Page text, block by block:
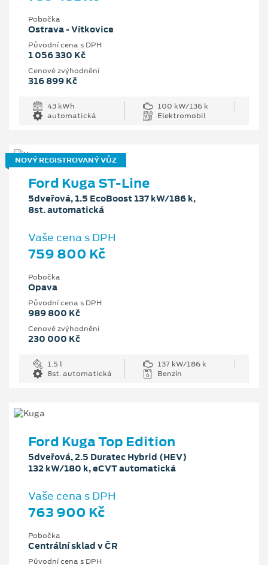
Pobočka
Ostrava - Vítkovice
Původní cena s DPH
1 056 330 Kč
Cenové zvýhodnění
316 899 Kč
43 kWh
100 kW/136 k
automatická
Elektromobil
NOVÝ REGISTROVANÝ VŮZ
Ford Kuga ST-Line
5dveřová, 1.5 EcoBoost 137 kW/186 k,
8st. automatická
Vaše cena s DPH
759 800 Kč
Pobočka
Opava
Původní cena s DPH
989 800 Kč
Cenové zvýhodnění
230 000 Kč
1.5 l
137 kW/186 k
8st. automatická
Benzín
Ford Kuga Top Edition
5dveřová, 2.5 Duratec Hybrid (HEV)
132 kW/180 k, eCVT automatická
Vaše cena s DPH
763 900 Kč
Pobočka
Centrální sklad v ČR
Původní cena s DPH